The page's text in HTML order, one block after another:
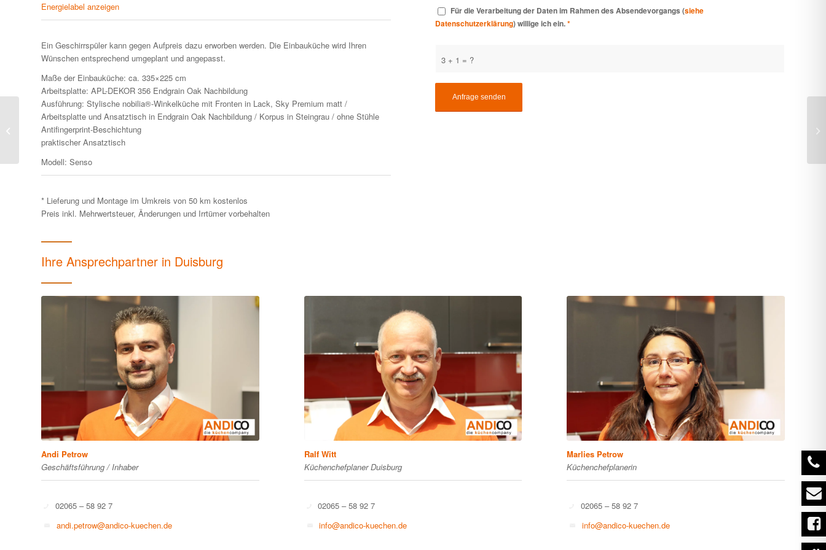
Energielabel anzeigen
Ein Geschirrspüler kann gegen Aufpreis dazu erworben werden. Die Einbauküche wird Ihren
Wünschen entsprechend umgeplant und angepasst.
Maße der Einbauküche: ca. 335×225 cm
Arbeitsplatte: APL-DEKOR 356 Endgrain Oak Nachbildung
Ausführung: Stylische nobilia®-Winkelküche mit Fronten in Lack, Sky Premium matt /
Arbeitsplatte und Ansatztisch in Endgrain Oak Nachbildung / Korpus in Steingrau / ohne Stühle
Antifingerprint-Beschichtung
praktischer Ansatztisch
Modell: Senso
* Lieferung und Montage im Umkreis von 50 km kostenlos
Preis inkl. Mehrwertsteuer, Änderungen und Irrtümer vorbehalten
Für die Verarbeitung der Daten im Rahmen des Absendevorgangs (siehe
Datenschutzerklärung) willige ich ein.*
3 + 1 = ?
Ihre Ansprechpartner in Duisburg
Andi Petrow
Geschäftsführung / Inhaber
02065 – 58 92 7
andi.petrow@andico-kuechen.de
Ralf Witt
Küchenchefplaner Duisburg
02065 – 58 92 7
info@andico-kuechen.de
Marlies Petrow
Küchenchefplanerin
02065 – 58 92 7
info@andico-kuechen.de
StoneArt/Riva Stylische
nobilia®- Winkelküche
mit Fronten in Basalt
Taupegrau...